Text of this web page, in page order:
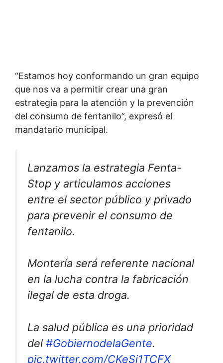
“Estamos hoy conformando un gran equipo
que nos va a permitir crear una gran
estrategia para la atención y la prevención
del consumo de fentanilo”, expresó el
mandatario municipal.
Lanzamos la estrategia Fenta-
Stop y articulamos acciones
entre el sector público y privado
para prevenir el consumo de
fentanilo.
Montería será referente nacional
en la lucha contra la fabricación
ilegal de esta droga.
La salud pública es una prioridad
del #GobiernodelaGente.
pic.twitter.com/CKeSi1TCFX